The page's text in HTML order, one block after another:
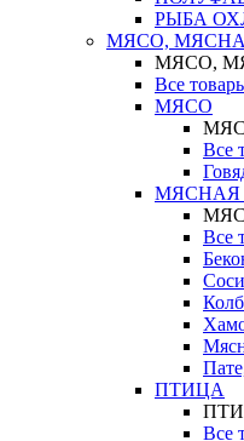
РЫБА
МЯСО,
МЯСО,
Все
МЯСО
Все
МЯСНАЯ
Все
ПТИЦА
Все